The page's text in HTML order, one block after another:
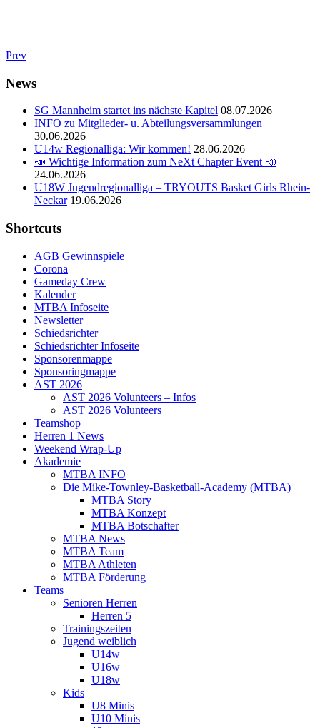
Prev
News
SG Mannheim startet ins nächste Kapitel 08.07.2026
INFO zu Mitglieder- u. Abteilungsversammlungen
30.06.2026
U14w Regionalliga: Wir kommen! 28.06.2026
📣 Wichtige Information zum NeXt Chapter Event 📣
24.06.2026
U18W Jugendregionalliga – TRYOUTS Basket Girls Rhein-
Neckar 19.06.2026
Shortcuts
AGB Gewinnspiele
Corona
Gameday Crew
Kalender
MTBA Infoseite
Newsletter
Schiedsrichter
Schiedsrichter Infoseite
Sponsorenmappe
Sponsoringmappe
AST 2026
AST 2026 Volunteers – Infos
AST 2026 Volunteers
Teamshop
Herren 1 News
Weekend Wrap-Up
Akademie
MTBA INFO
Die Mike-Townley-Basketball-Academy (MTBA)
MTBA Story
MTBA Konzept
MTBA Botschafter
MTBA News
MTBA Team
MTBA Athleten
MTBA Förderung
Teams
Senioren Herren
Herren 5
Trainingszeiten
Jugend weiblich
U14w
U16w
U18w
Kids
U8 Minis
U10 Minis